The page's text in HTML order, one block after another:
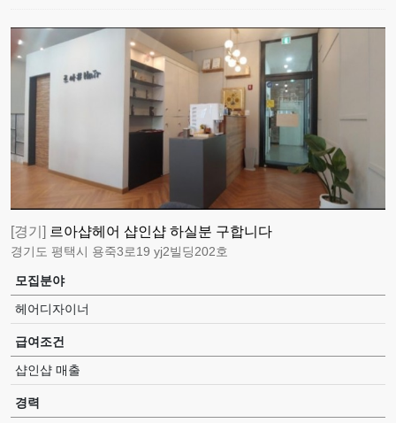
[경기] 르아샵헤어 샵인샵 하실분 구합니다
경기도 평택시 용죽3로19 yj2빌딩202호
모집분야
헤어디자이너
급여조건
샵인샵 매출
경력